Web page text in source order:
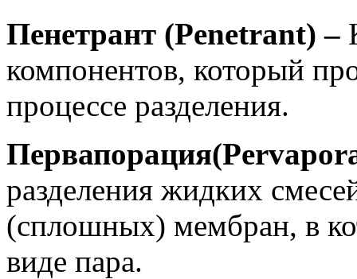
Пенетрант (Penetrant) –
компонентов, который
процессе разделения.
разделения жидких
(сплошных) мембран, в
виде пара.